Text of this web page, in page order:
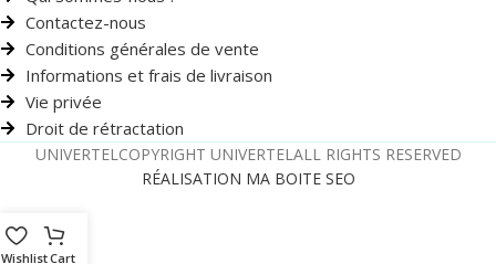
Contactez-nous
Conditions générales de vente
Informations et frais de livraison
Vie privée
Droit de rétractation
UNIVERTEL COPYRIGHT UNIVERTEL ALL RIGHTS RESERVED
RÉALISATION MA BOITE SEO
WishlistCart